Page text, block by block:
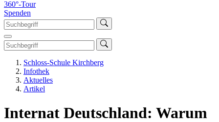
360°-Tour
Spenden
Schloss-Schule Kirchberg
Infothek
Aktuelles
Artikel
Internat Deutschland: Warum